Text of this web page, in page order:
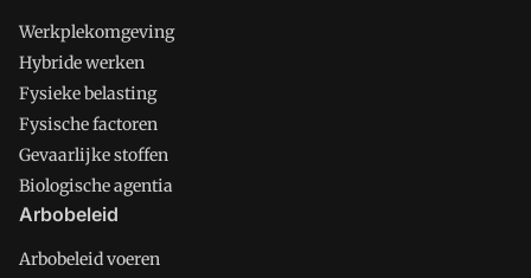
Werkplekomgeving
Hybride werken
Fysieke belasting
Fysische factoren
Gevaarlijke stoffen
Biologische agentia
Arbobeleid
Arbobeleid voeren